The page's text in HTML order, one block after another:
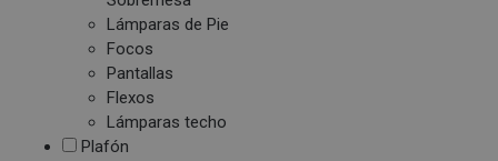
Lámparas de Pie
Focos
Pantallas
Flexos
Lámparas techo
Plafón